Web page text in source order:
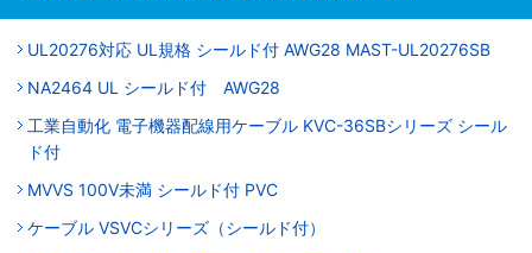
UL20276対応 UL規格 シールド付 AWG28 MAST-UL20276SB
NA2464 UL シールド付 AWG28
工業自動化 電子機器配線用ケーブル KVC-36SBシリーズ シール
ド付
MVVS 100V未満 シールド付 PVC
ケーブル VSVCシリーズ（シールド付）